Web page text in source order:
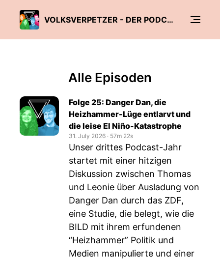
VOLKSVERPETZER - DER PODCAST
Alle Episoden
Folge 25: Danger Dan, die
Heizhammer-Lüge entlarvt und
die leise El Niño-Katastrophe
31. July 2026 ‧ 57m 22s
Unser drittes Podcast-Jahr
startet mit einer hitzigen
Diskussion zwischen Thomas
und Leonie über Ausladung von
Danger Dan durch das ZDF,
eine Studie, die belegt, wie die
BILD mit ihrem erfundenen
“Heizhammer” Politik und
Medien manipulierte und einer